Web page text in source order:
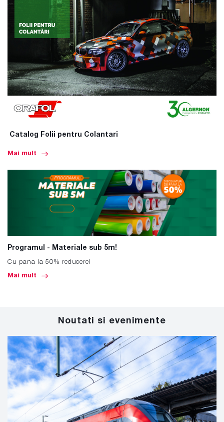
Catalog Folii pentru Colantari
Mai mult
Programul - Materiale sub 5m!
Cu pana la 50% reducere!
Mai mult
Noutati si evenimente